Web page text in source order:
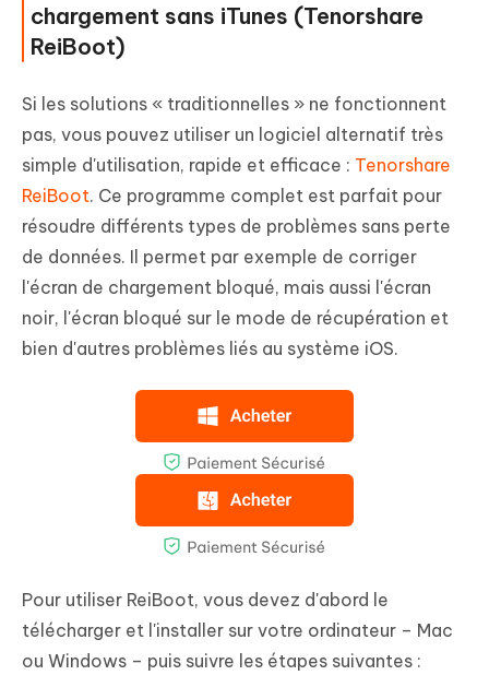
chargement sans iTunes (Tenorshare
ReiBoot)
Si les solutions « traditionnelles » ne fonctionnent
pas, vous pouvez utiliser un logiciel alternatif très
simple d'utilisation, rapide et efficace : Tenorshare
ReiBoot. Ce programme complet est parfait pour
résoudre différents types de problèmes sans perte
de données. Il permet par exemple de corriger
l'écran de chargement bloqué, mais aussi l'écran
noir, l'écran bloqué sur le mode de récupération et
bien d'autres problèmes liés au système iOS.
Pour utiliser ReiBoot, vous devez d'abord le
télécharger et l'installer sur votre ordinateur – Mac
ou Windows – puis suivre les étapes suivantes :